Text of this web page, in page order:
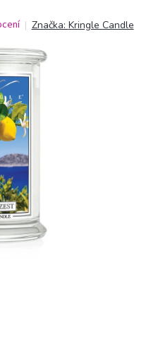
Značka: Kringle Candle